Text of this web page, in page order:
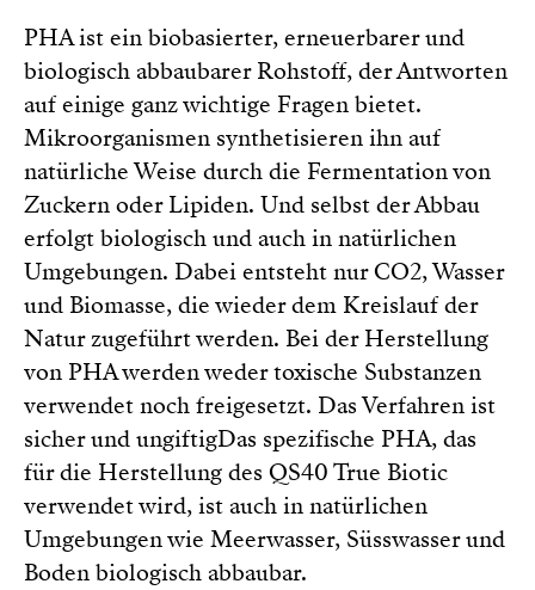
PHA ist ein biobasierter, erneuerbarer und
biologisch abbaubarer Rohstoff, der Antworten
auf einige ganz wichtige Fragen bietet.
Mikroorganismen synthetisieren ihn auf
natürliche Weise durch die Fermentation von
Zuckern oder Lipiden. Und selbst der Abbau
erfolgt biologisch und auch in natürlichen
Umgebungen. Dabei entsteht nur CO2, Wasser
und Biomasse, die wieder dem Kreislauf der
Natur zugeführt werden. Bei der Herstellung
von PHA werden weder toxische Substanzen
verwendet noch freigesetzt. Das Verfahren ist
sicher und ungiftigDas spezifische PHA, das
für die Herstellung des QS40 True Biotic
verwendet wird, ist auch in natürlichen
Umgebungen wie Meerwasser, Süsswasser und
Boden biologisch abbaubar.